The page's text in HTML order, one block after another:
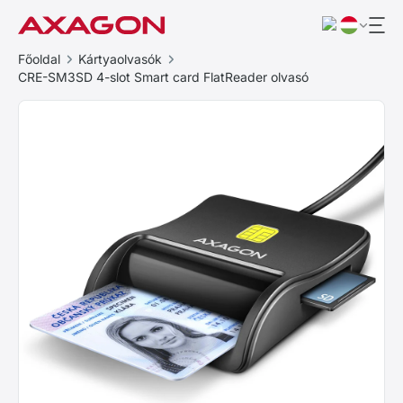
Főoldal
Kártyaolvasók
CRE-SM3SD 4-slot Smart card FlatReader olvasó